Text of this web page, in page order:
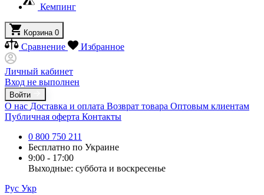
Кемпинг
Корзина 0
Сравнение Избранное
Личный кабинет
Вход не выполнен
Войти
О нас Доставка и оплата Возврат товара Оптовым клиентам
Публичная оферта Контакты
0 800 750 211
Бесплатно по Украине
9:00 - 17:00
Выходные: суббота и воскресенье
Рус Укр